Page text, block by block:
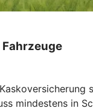
mindestens in